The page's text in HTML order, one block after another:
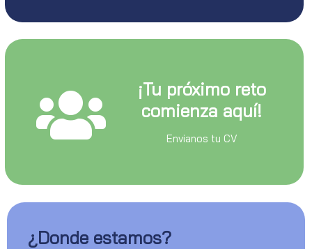
¡Tu próximo reto
comienza aquí!
Envianos tu CV
¿Donde estamos?